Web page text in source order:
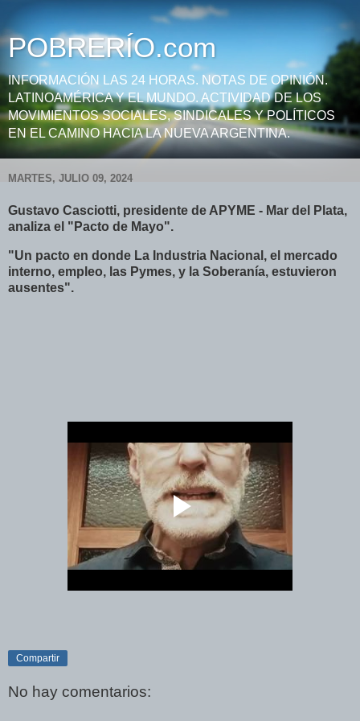
POBRERÍO.com
INFORMACIÓN LAS 24 HORAS. NOTAS DE OPINIÓN.
LATINOAMÉRICA Y EL MUNDO. ACTIVIDAD DE LOS
MOVIMIENTOS SOCIALES, SINDICALES Y POLÍTICOS
EN EL CAMINO HACIA LA NUEVA ARGENTINA.
MARTES, JULIO 09, 2024
Gustavo Casciotti, presidente de APYME - Mar del Plata,
analiza el "Pacto de Mayo".
"Un pacto en donde La Industria Nacional, el mercado
interno, empleo, las Pymes, y la Soberanía, estuvieron
ausentes".
Compartir
No hay comentarios: